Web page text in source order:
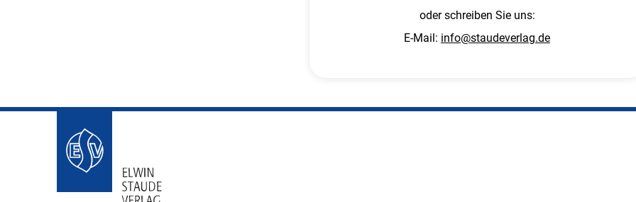
oder schreiben Sie uns:
E-Mail: info@staudeverlag.de